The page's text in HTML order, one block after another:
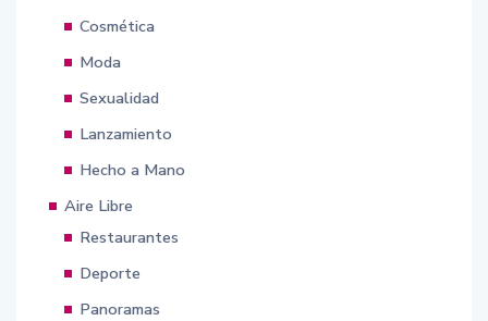
Cosmética
Moda
Sexualidad
Lanzamiento
Hecho a Mano
Aire Libre
Restaurantes
Deporte
Panoramas